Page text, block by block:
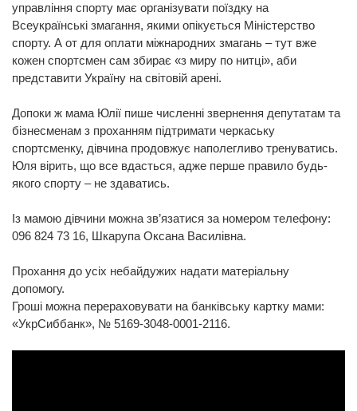
управління спорту має організувати поїздку на
Всеукраїнські змагання, якими опікується Міністерство
спорту. А от для оплати міжнародних змагань – тут вже
кожен спортсмен сам збирає «з миру по нитці», аби
представити Україну на світовій арені.
Допоки ж мама Юлії пише численні звернення депутатам та
бізнесменам з проханням підтримати черкаську
спортсменку, дівчина продовжує наполегливо тренуватись.
Юля вірить, що все вдасться, адже перше правило будь-
якого спорту – не здаватись.
Із мамою дівчини можна зв’язатися за номером телефону:
096 824 73 16, Шкарупа Оксана Василівна.
Прохання до усіх небайдужих надати матеріальну
допомогу.
Гроші можна перераховувати на банківську картку мами:
«УкрСиббанк», № 5169-3048-0001-2116.